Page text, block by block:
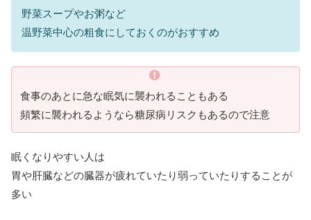
野菜スープやお粥など
温野菜中心の粗食にしておくのがおすすめ
食事のあとに急な眠気に襲われることもある
頻繁に襲われるようなら糖尿病リスクもあるので注意
眠くなりやすい人は
胃や肝臓などの臓器が疲れていたり弱っていたりすることが
多い